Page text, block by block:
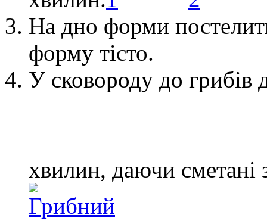
На дно форми
форму тісто.
У сковороду до грибів
хвилин, даючи сметані